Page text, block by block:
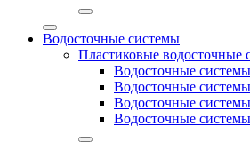
Водосточные системы
Пластиковые водосточные
Водосточные
Водосточные
Водосточные
Водосточные